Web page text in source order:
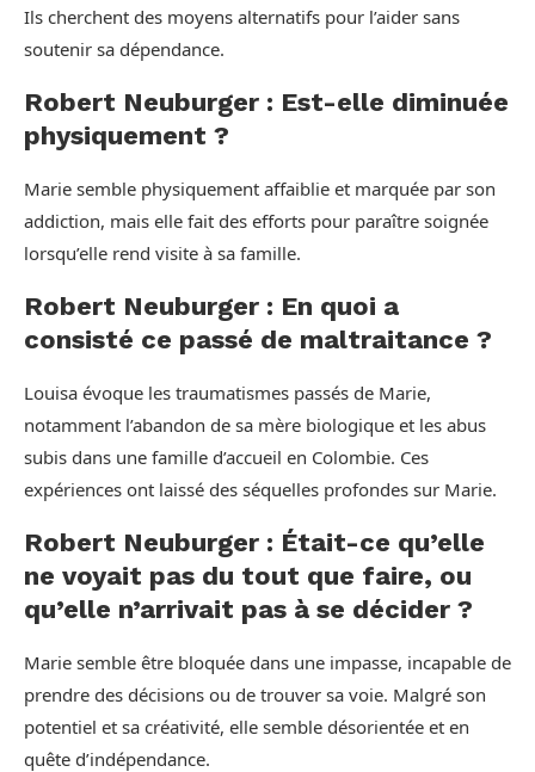
Ils cherchent des moyens alternatifs pour l’aider sans
soutenir sa dépendance.
Robert Neuburger : Est-elle diminuée
physiquement ?
Marie semble physiquement affaiblie et marquée par son
addiction, mais elle fait des efforts pour paraître soignée
lorsqu’elle rend visite à sa famille.
Robert Neuburger : En quoi a
consisté ce passé de maltraitance ?
Louisa évoque les traumatismes passés de Marie,
notamment l’abandon de sa mère biologique et les abus
subis dans une famille d’accueil en Colombie. Ces
expériences ont laissé des séquelles profondes sur Marie.
Robert Neuburger : Était-ce qu’elle
ne voyait pas du tout que faire, ou
qu’elle n’arrivait pas à se décider ?
Marie semble être bloquée dans une impasse, incapable de
prendre des décisions ou de trouver sa voie. Malgré son
potentiel et sa créativité, elle semble désorientée et en
quête d’indépendance.